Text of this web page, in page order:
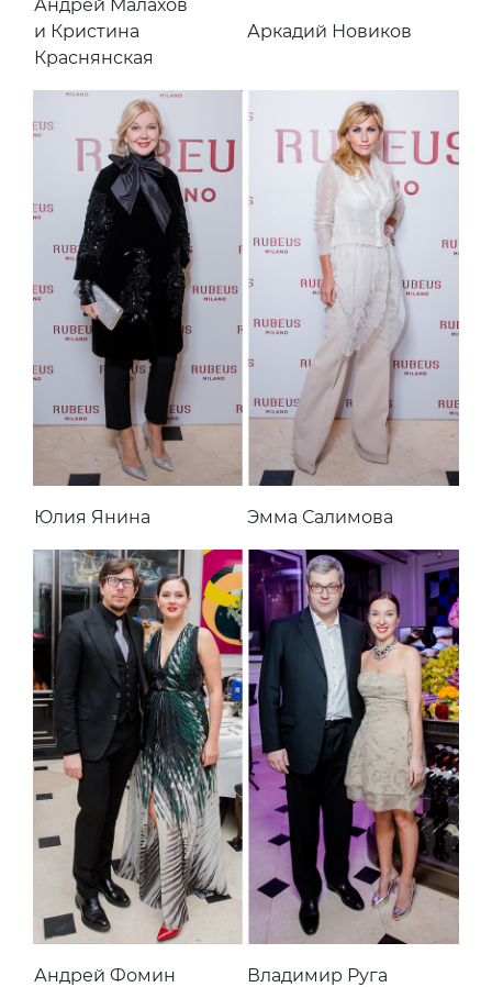
Андрей Малахов
и Кристина
Краснянская
Аркадий Новиков
Юлия Янина Эмма Салимова
Андрей Фомин
Владимир Руга